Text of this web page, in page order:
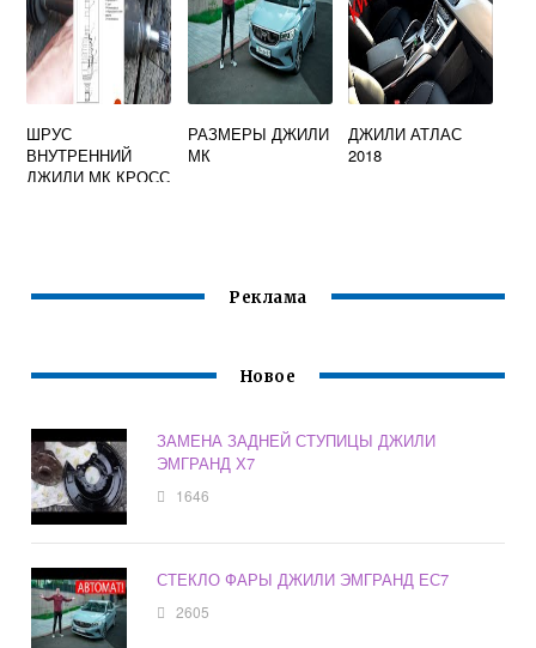
ШРУС
ВНУТРЕННИЙ
ДЖИЛИ МК КРОСС
РАЗМЕРЫ ДЖИЛИ
МК
ДЖИЛИ АТЛАС
2018
Реклама
Новое
ЗАМЕНА ЗАДНЕЙ СТУПИЦЫ ДЖИЛИ
ЭМГРАНД Х7
1646
СТЕКЛО ФАРЫ ДЖИЛИ ЭМГРАНД ЕС7
2605